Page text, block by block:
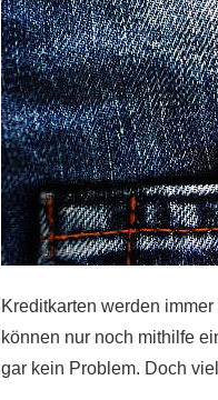
Kreditkarten werden
können nur noch mithilfe
gar kein Problem. Doch